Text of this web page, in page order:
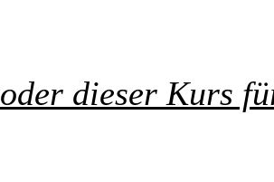
oder dieser Kurs